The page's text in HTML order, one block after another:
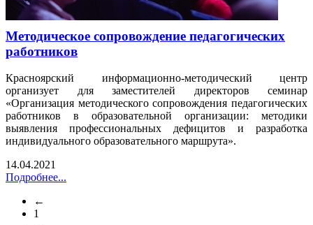
Методическое сопровождение педагогических
работников
Красноярский информационно-методический центр
организует для заместителей директоров семинар
«Организация методического сопровождения педагогических
работников в образовательной организации: методики
выявления профессиональных дефицитов и разработка
индивидуального образовательного маршрута».
14.04.2021
Подробнее...
←
1